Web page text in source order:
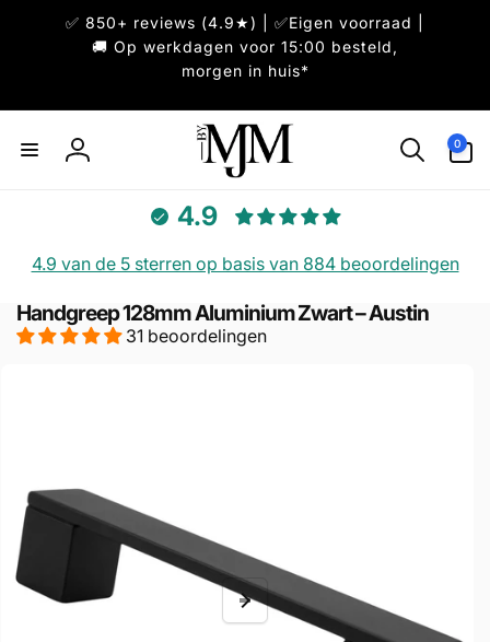
✅ 850+ reviews (4.9★) | ✅Eigen voorraad |
🚚 Op werkdagen voor 15:00 besteld,
morgen in huis*
Inloggen
0
artikelen
4.9
4.9 van de 5 sterren op basis van 884 beoordelingen
Handgreep 128mm Aluminium Zwart – Austin
31 beoordelingen